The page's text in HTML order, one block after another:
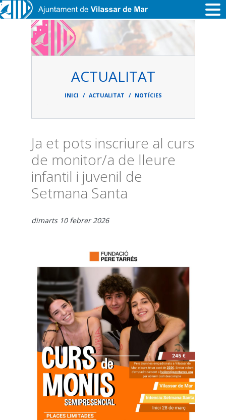
Vés al contingut
ACTUALITAT
d'ariadna
INICI ACTUALITAT NOTÍCIES
Ja et pots inscriure al curs
de monitor/a de lleure
infantil i juvenil de
Setmana Santa
dimarts 10 febrer 2026